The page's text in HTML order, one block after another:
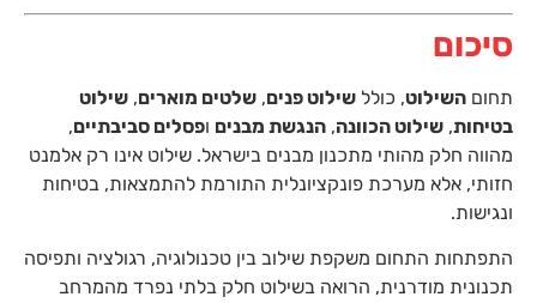
סיכום
תחום השילוט, כולל שילוט פנים, שלטים מוארים, שילוט
בטיחות, שילוט הכוונה, הנגשת מבנים ופסלים סביבתיים,
מהווה חלק מהותי מתכנון מבנים בישראל. שילוט אינו רק אלמנט
חזותי, אלא מערכת פונקציונלית התורמת להתמצאות, בטיחות
ונגישות.
התפתחות התחום משקפת שילוב בין טכנולוגיה, רגולציה ותפיסה
תכנונית מודרנית, הרואה בשילוט חלק בלתי נפרד מהמרחב